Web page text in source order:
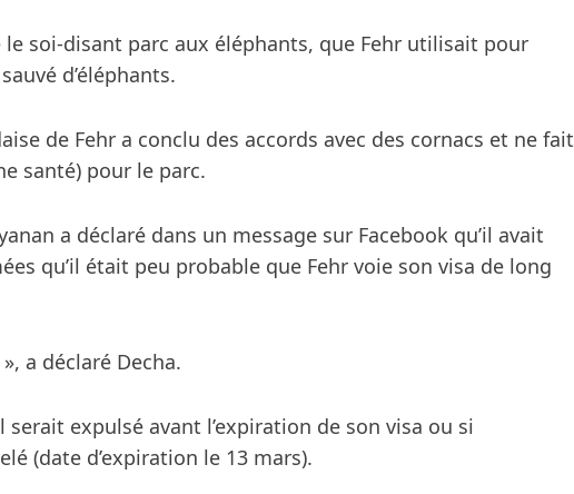
soi-disant parc aux éléphants, que Fehr utilisait pour
d’éléphants.
de Fehr a conclu des accords avec des cornacs et ne fait
santé) pour le parc.
a déclaré dans un message sur Facebook qu’il avait
qu’il était peu probable que Fehr voie son visa de long
a déclaré Decha.
expulsé avant l’expiration de son visa ou si
(date d’expiration le 13 mars).